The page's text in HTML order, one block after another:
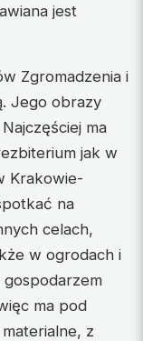
jest
Zgromadzenia i
Jego obrazy
ma
jak w
Krakowie-
na
celach,
w ogrodach i
ma pod
z